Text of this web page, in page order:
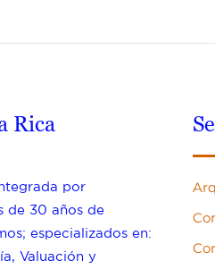
Rica
por
de 30 años de
especializados en:
Valuación y